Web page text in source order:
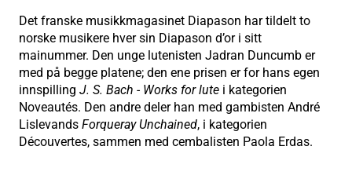
Det franske musikkmagasinet Diapason har tildelt to
norske musikere hver sin Diapason d’or i sitt
mainummer. Den unge lutenisten Jadran Duncumb er
med på begge platene; den ene prisen er for hans egen
innspilling J. S. Bach - Works for lute i kategorien
Noveautés. Den andre deler han med gambisten André
Lislevands Forqueray Unchained, i kategorien
Découvertes, sammen med cembalisten Paola Erdas.